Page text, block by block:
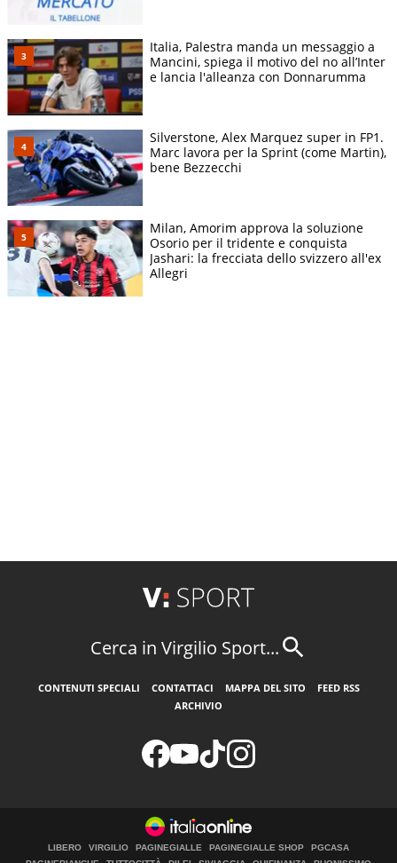
Italia, Palestra manda un messaggio a
Mancini, spiega il motivo del no all’Inter
e lancia l'alleanza con Donnarumma
Silverstone, Alex Marquez super in FP1.
Marc lavora per la Sprint (come Martin),
bene Bezzecchi
Milan, Amorim approva la soluzione
Osorio per il tridente e conquista
Jashari: la frecciata dello svizzero all'ex
Allegri
Cerca in Virgilio Sport...
CONTENUTI SPECIALI CONTATTACI MAPPA DEL SITO
FEED RSS
ARCHIVIO
LIBERO VIRGILIO PAGINEGIALLE PAGINEGIALLE SHOP
PGCASA